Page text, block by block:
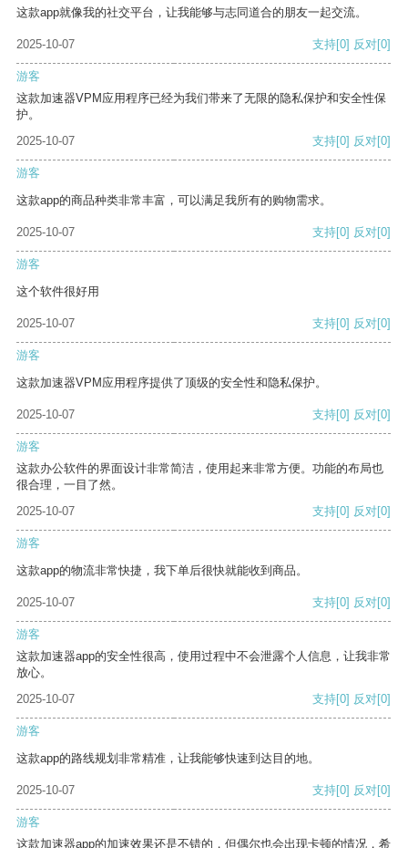
这款app就像我的社交平台，让我能够与志同道合的朋友一起交流。
2025-10-07 支持[0] 反对[0]
游客
这款加速器VPM应用程序已经为我们带来了无限的隐私保护和安全性保
护。
2025-10-07
支持[0] 反对[0]
游客
这款app的商品种类非常丰富，可以满足我所有的购物需求。
2025-10-07 支持[0] 反对[0]
游客
这个软件很好用
2025-10-07 支持[0] 反对[0]
游客
这款加速器VPM应用程序提供了顶级的安全性和隐私保护。
2025-10-07 支持[0] 反对[0]
游客
这款办公软件的界面设计非常简洁，使用起来非常方便。功能的布局也
很合理，一目了然。
2025-10-07
支持[0] 反对[0]
游客
这款app的物流非常快捷，我下单后很快就能收到商品。
2025-10-07 支持[0] 反对[0]
游客
这款加速器app的安全性很高，使用过程中不会泄露个人信息，让我非常
放心。
2025-10-07
支持[0] 反对[0]
游客
这款app的路线规划非常精准，让我能够快速到达目的地。
2025-10-07 支持[0] 反对[0]
游客
这款加速器app的加速效果还是不错的，但偶尔也会出现卡顿的情况，希